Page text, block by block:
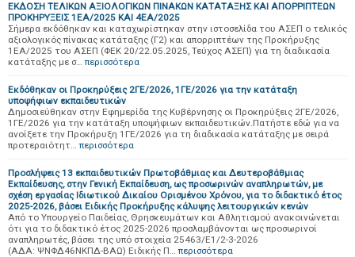
ΕΚΔΟΣΗ ΤΕΛΙΚΩΝ ΑΞΙΟΛΟΓΙΚΩΝ ΠΙΝΑΚΩΝ ΚΑΤΑΤΑΞΗΣ ΚΑΙ ΑΠΟΡΡΙΠΤΕΩΝ
ΠΡΟΚΗΡΥΞΕΙΣ 1ΕΑ/2025 ΚΑΙ 4ΕΑ/2025
Σήμερα εκδόθηκαν και καταχωρίστηκαν στην ιστοσελίδα του ΑΣΕΠ ο τελικός
αξιολογικός πίνακας κατάταξης (Γ2) και απορριπτέων της Προκήρυξης
1ΕΑ/2025 του ΑΣΕΠ (ΦΕΚ 20/22.05.2025, Τεύχος ΑΣΕΠ) για τη διαδικασία
κατάταξης με σ… περισσότερα
Εκδόθηκαν οι Προκηρύξεις 2ΓΕ/2026, 1ΓΕ/2026 για την κατάταξη
υποψήφιων εκπαιδευτικών
Δημοσιεύθηκαν στην Εφημερίδα της Κυβέρνησης οι Προκηρύξεις 2ΓΕ/2026,
1ΓΕ/2026 για την κατάταξη υποψήφιων εκπαιδευτικών.Πατήστε εδώ για να
ανοίξετε την Προκήρυξη 1ΓΕ/2026 για τη διαδικασία κατάταξης με σειρά
προτεραιότητ… περισσότερα
Προσλήψεις 13 εκπαιδευτικών Πρωτοβάθμιας και Δευτεροβάθμιας
Εκπαίδευσης, στην Γενική Εκπαίδευση, ως προσωρινών αναπληρωτών, με
σχέση εργασίας Ιδιωτικού Δικαίου Ορισμένου Χρόνου, για το διδακτικό έτος
2025-2026, βάσει Ειδικής Προκήρυξης κάλυψης λειτουργικών κενών
Από το Υπουργείο Παιδείας, Θρησκευμάτων και Αθλητισμού ανακοινώνεται
ότι για το διδακτικό έτος 2025-2026 προσλαμβάνονται ως προσωρινοί
αναπληρωτές, βάσει της υπό στοιχεία 25463/Ε1/2-3-2026
(ΑΔΑ: ΨΝΦΔ46ΝΚΠΔ-ΒΑΩ) Ειδικής Π… περισσότερα